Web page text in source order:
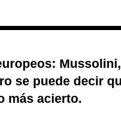
se puede decir
más acierto.